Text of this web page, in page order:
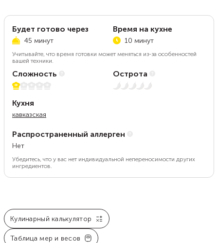
Будет готово через
45 минут
Время на кухне
10 минут
Учитывайте, что время готовки может меняться из-за особенностей
вашей техники.
Сложность
1 из 5
Острота
Нет остроты
Кухня
кавказская
Распространенный аллерген
Нет
Убедитесь, что у вас нет индивидуальной непереносимости других
ингредиентов.
Кулинарный калькулятор
Таблица мер и весов